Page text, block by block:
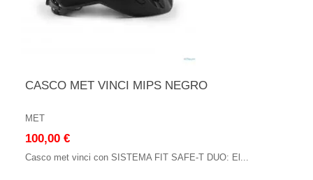
CASCO MET VINCI MIPS NEGRO
MET
100,00 €
Casco met vinci con SISTEMA FIT SAFE-T DUO: El...